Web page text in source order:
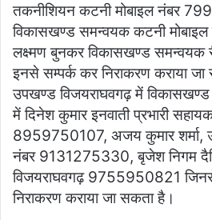
तकनीशियन कटनी मोबाइल नंबर
विकासखण्ड समन्वयक कटनी
लक्ष्मण बुनकर विकासखण्ड
इनसे सम्पर्क कर निराकरण कराया
उपखण्ड विजयराघवगढ़ में विकासखण्ड
में दिनेश कुमार इनवाती प्रभारी
8959750107, अजय कुमार शर्मा,
नंबर 9131275330, बृजेश निगम
विजयराघवगढ़ 9755950821
निराकरण कराया जा सकता है।